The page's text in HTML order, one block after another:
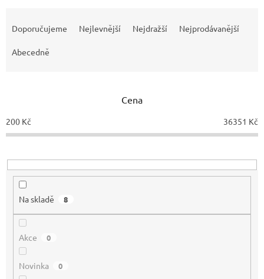
o
d
k
t
Doporučujeme Nejlevnější Nejdražší Nejprodávanější
Abecedně
Cena
200 Kč 36351 Kč
Na skladě 8
Akce 0
Novinka 0